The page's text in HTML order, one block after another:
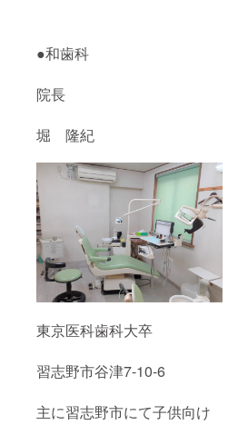
●和歯科
院長
堀 隆紀
東京医科歯科大卒
習志野市谷津7-10-6
主に習志野市にて子供向け